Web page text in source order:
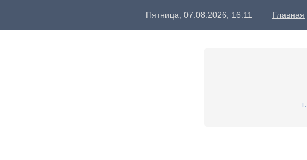
Пятница, 07.08.2026, 16:11 Главная